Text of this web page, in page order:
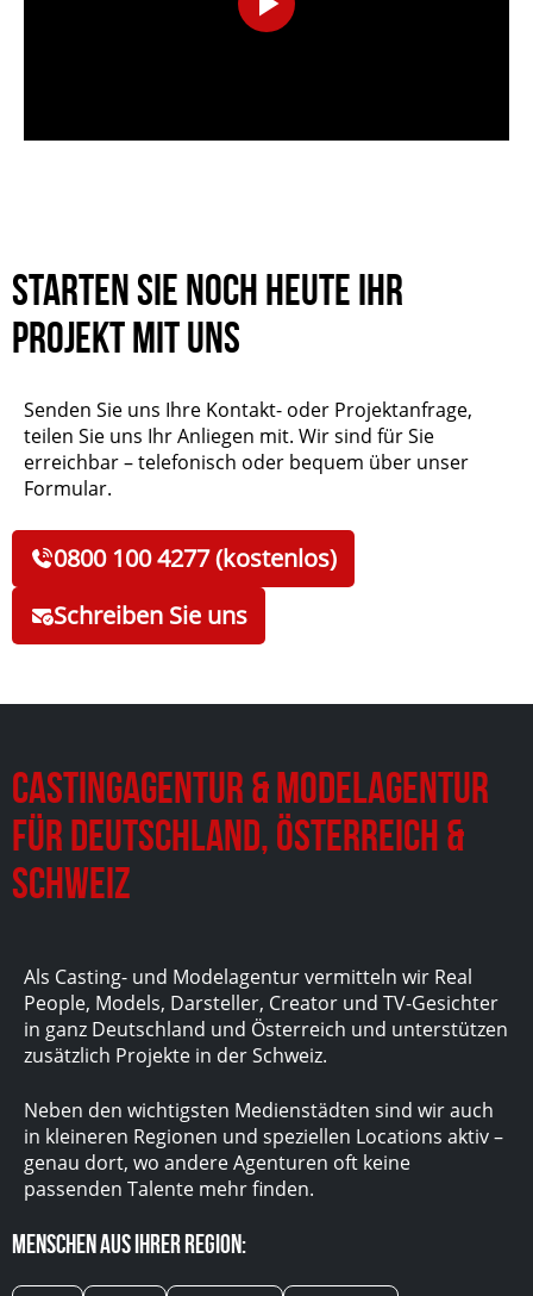
Play
Starten Sie noch heute Ihr
Projekt mit uns
Senden Sie uns Ihre Kontakt- oder Projektanfrage,
teilen Sie uns Ihr Anliegen mit. Wir sind für Sie
erreichbar – telefonisch oder bequem über unser
Formular.
0800 100 4277 (kostenlos)
Schreiben Sie uns
Castingagentur & Modelagentur
für Deutschland, Österreich &
Schweiz
Als Casting- und Modelagentur vermitteln wir Real
People, Models, Darsteller, Creator und TV-Gesichter
in ganz Deutschland und Österreich und unterstützen
zusätzlich Projekte in der Schweiz.
Neben den wichtigsten Medienstädten sind wir auch
in kleineren Regionen und speziellen Locations aktiv –
genau dort, wo andere Agenturen oft keine
passenden Talente mehr finden.
Menschen aus Ihrer Region: